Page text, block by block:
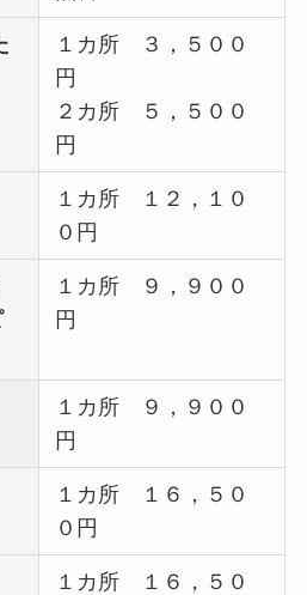
１カ所 ３，５００
円
２カ所 ５，５００
円
１カ所 １２，１０
０円
１カ所 ９，９００
円
１カ所 ９，９００
円
１カ所 １６，５０
０円
１カ所 １６，５０